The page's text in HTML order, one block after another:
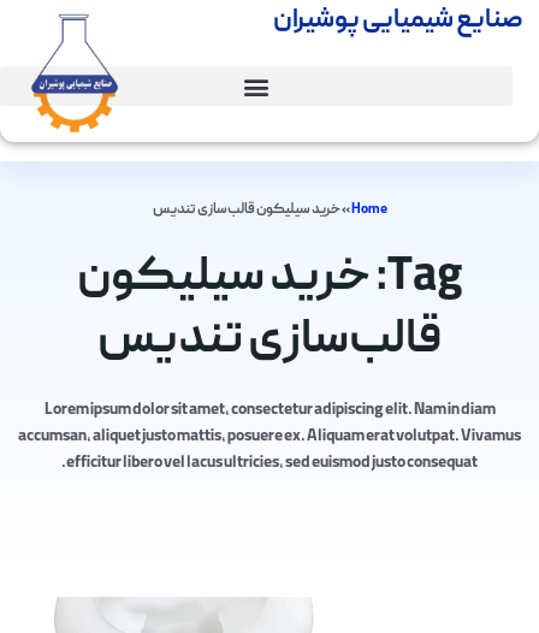
صنایع شیمیایی پوشیران
Home
»خرید سیلیکون قالب‌سازی تندیس
Tag: خرید سیلیکون
قالب‌سازی تندیس
Lorem ipsum dolor sit amet, consectetur adipiscing elit. Nam in diam
accumsan, aliquet justo mattis, posuere ex. Aliquam erat volutpat. Vivamus
efficitur libero vel lacus ultricies, sed euismod justo consequat.